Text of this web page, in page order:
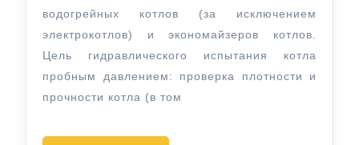
водогрейных котлов (за исключением
электрокотлов) и экономайзеров котлов.
Цель гидравлического испытания котла
пробным давлением: проверка плотности и
прочности котла (в том